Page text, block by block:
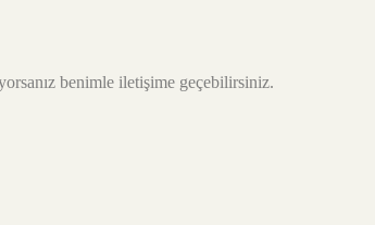
benimle iletişime geçebilirsiniz.